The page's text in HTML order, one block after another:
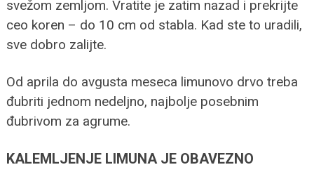
svežom zemljom. Vratite je zatim nazad i prekrijte
ceo koren – do 10 cm od stabla. Kad ste to uradili,
sve dobro zalijte.
Od aprila do avgusta meseca limunovo drvo treba
đubriti jednom nedeljno, najbolje posebnim
đubrivom za agrume.
KALEMLJENJE LIMUNA JE OBAVEZNO